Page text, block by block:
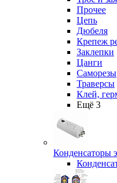
Прочее
Цепь
Дюбеля
Крепеж
Заклепки
Цанги
Саморезы
Траверсы
Клей,
Ещё 3
Конденсаторы